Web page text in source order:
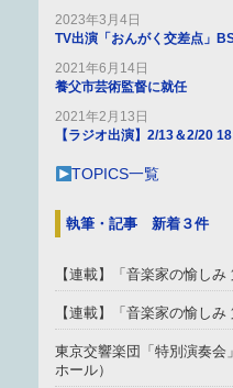
2023年3月4日
TV出演「おんがく交差点」
2021年6月14日
養父市芸術監督に就任
2021年2月13日
【ラジオ出演】2/13＆2/20
TOPICS一覧
執筆・記事 新着３件
【連載】「音楽家の愉し
【連載】「音楽家の愉し
東京交響楽団「特別演奏会
ホール）